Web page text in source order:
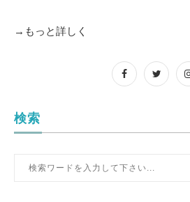
→もっと詳しく
検索